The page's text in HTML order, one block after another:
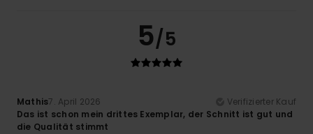
5/5
Mathis7. April 2026
Verifizierter Kauf
Das ist schon mein drittes Exemplar, der Schnitt ist gut und
die Qualität stimmt